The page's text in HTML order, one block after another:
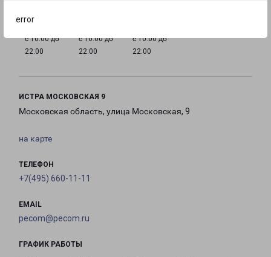
error
с 10:00 до
22:00
с 10:00 до
22:00
с 10:00 до
22:00
ИСТРА МОСКОВСКАЯ 9
Московская область, улица Московская, 9
на карте
ТЕЛЕФОН
+7(495) 660-11-11
EMAIL
pecom@pecom.ru
ГРАФИК РАБОТЫ